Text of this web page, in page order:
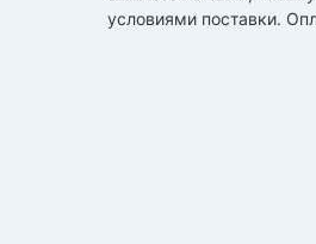
условиями поставки.